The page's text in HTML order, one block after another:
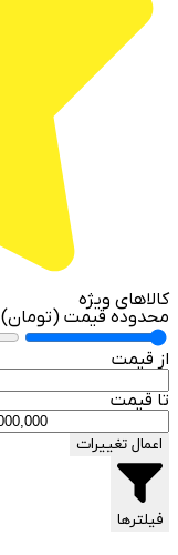
کالاهای ویژه
محدوده قیمت (تومان)
از قیمت
تا قیمت
اعمال تغییرات
فیلترها